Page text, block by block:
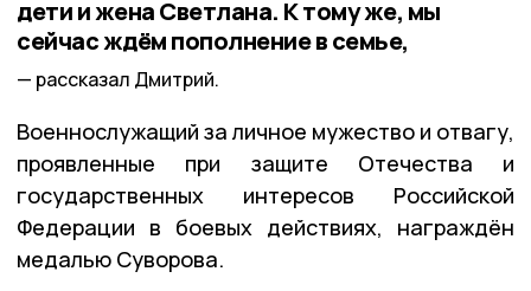
дети и жена Светлана. К тому же, мы
сейчас ждём пополнение в семье,
рассказал Дмитрий.
Военнослужащий за личное мужество и отвагу,
проявленные при защите Отечества и
государственных интересов Российской
Федерации в боевых действиях, награждён
медалью Суворова.